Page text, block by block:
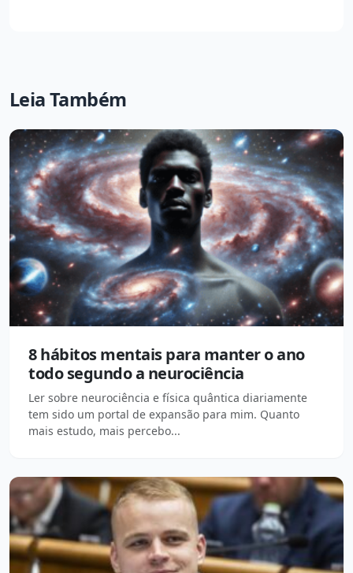
Leia Também
8 hábitos mentais para manter o ano
todo segundo a neurociência
Ler sobre neurociência e física quântica diariamente
tem sido um portal de expansão para mim. Quanto
mais estudo, mais percebo...